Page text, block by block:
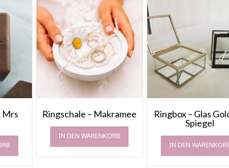
Mrs
Ringschale – Makramee
IN DEN WARENKORB
Ringbox – Glas
Spiegel
IN DEN